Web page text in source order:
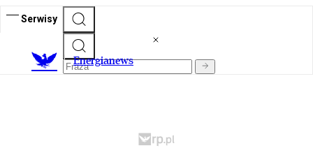
Serwisy
Energianews